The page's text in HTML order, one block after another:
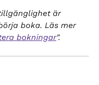
är
boka. Läs mer
bokningar".